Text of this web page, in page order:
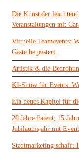
Die Kunst der
Veranstaltungen mit
Virtuelle Teamevents:
Gäste begeistert
Artistik & die
KI-Show für Events:
Ein neues Kapitel für
20 Jahre Patent, 15
Jubiläumsjahr mit
Stadtmarketing schafft